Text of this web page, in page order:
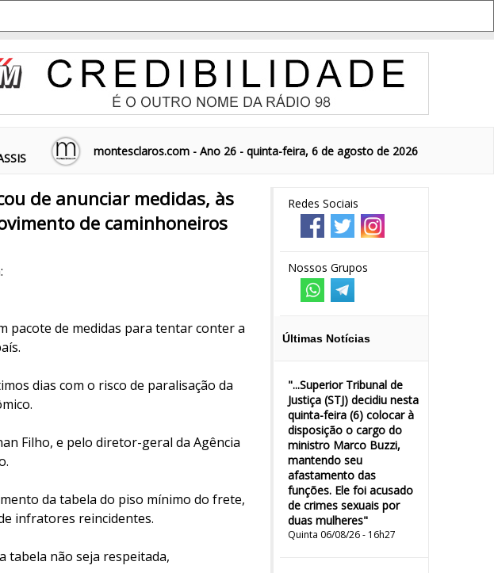
montesclaros.com - Ano 26 - quinta-feira, 6 de agosto de 2026
Redes Sociais
Nossos Grupos
Últimas Notícias
"...Superior Tribunal de
Justiça (STJ) decidiu nesta
quinta-feira (6) colocar à
disposição o cargo do
ministro Marco Buzzi,
mantendo seu
afastamento das
funções. Ele foi acusado
de crimes sexuais por
duas mulheres"
Quinta 06/08/26 - 16h27
de anunciar medidas, às
de caminhoneiros
pacote de medidas para tentar conter a
dias com o risco de paralisação da
Filho, e pelo diretor-geral da Agência
da tabela do piso mínimo do frete,
infratores reincidentes.
tabela não seja respeitada,